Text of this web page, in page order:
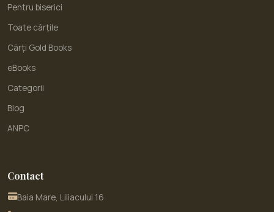
Pentru biserici
Toate cărțile
Cărți Gold Books
eBooks
Categorii
Blog
ANPC
Contact
Baia Mare, Liliacului 16